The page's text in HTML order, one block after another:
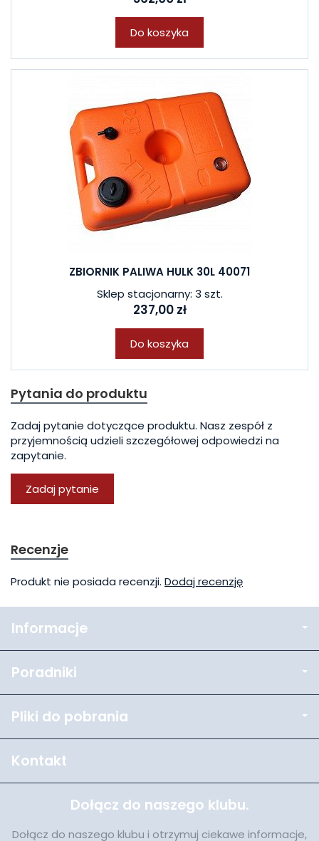
Do koszyka
ZBIORNIK PALIWA HULK 30L 40071
Sklep stacjonarny: 3 szt.
237,00 zł
Do koszyka
Pytania do produktu
Zadaj pytanie dotyczące produktu. Nasz zespół z
przyjemnością udzieli szczegółowej odpowiedzi na
zapytanie.
Zadaj pytanie
Recenzje
Produkt nie posiada recenzji. Dodaj recenzję
Informacje
Poradniki
Pliki do pobrania
Kontakt
Dołącz do naszego klubu.
Dołącz do naszego klubu i otrzymuj ciekawe informacje,